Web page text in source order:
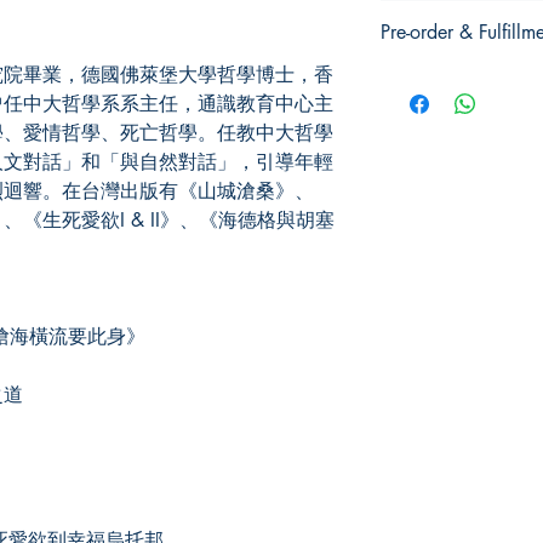
業，德國佛萊堡大學哲學博士，香
中大哲學系系主任，通識教育中心主
愛情哲學、死亡哲學。任教中大哲學
對話」和「與自然對話」，引導年輕
響。在台灣出版有《山城滄桑》、
《生死愛欲I & II》、《海德格與胡塞
橫流要此身》
Pre-order &
you for pickup/